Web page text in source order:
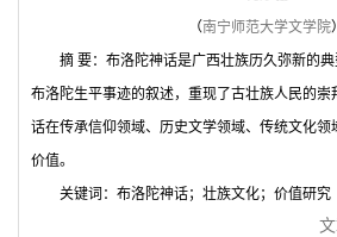
（南宁师范大学文学院）
摘 要：布洛陀神话是广西壮族历久弥新的
布洛陀生平事迹的叙述，重现了古壮族人民的崇
话在传承信仰领域、历史文学领域、传统文化
价值。
关键词： 布洛陀神话；壮族文化；价值研究